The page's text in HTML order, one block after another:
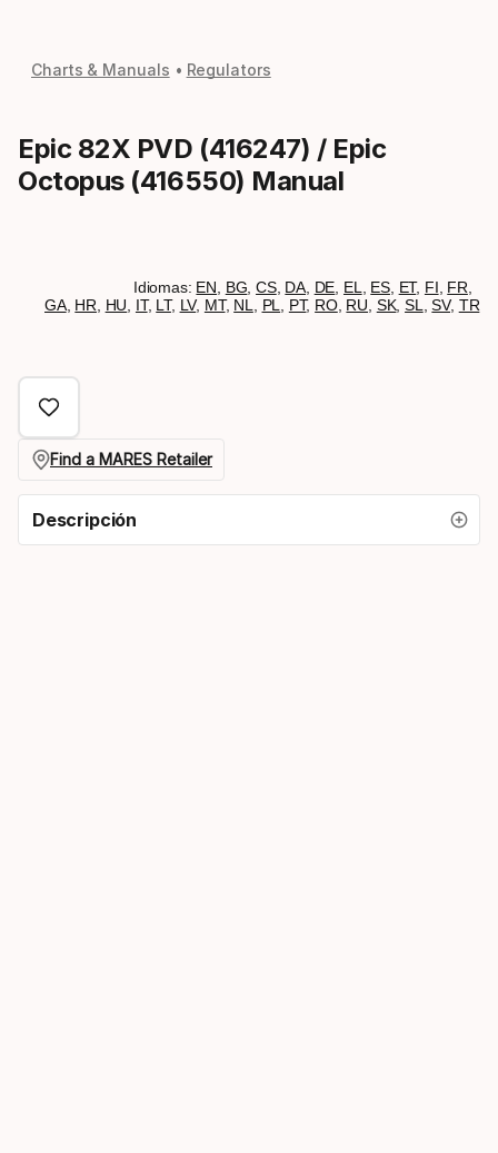
Charts & Manuals Regulators
Epic 82X PVD (416247) / Epic
Octopus (416550) Manual
Idiomas: EN BG ,CS, DA DE EL ES, ET, FI FR
GA, HR HU IT, LT, LV, MT, NL PL PT, RO, RU SK,SL ,SV, TR
Find a MARES Retailer
Descripción